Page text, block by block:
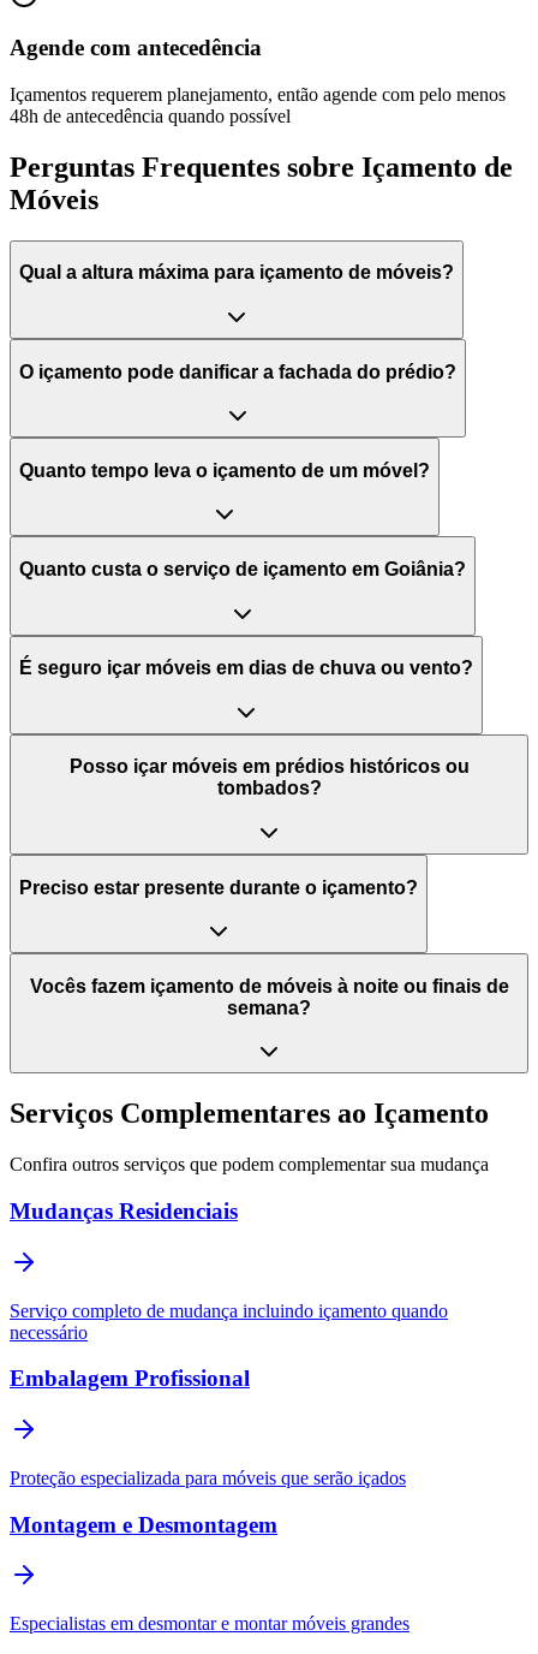
Agende com antecedência
Içamentos requerem planejamento, então agende com pelo menos
48h de antecedência quando possível
Perguntas Frequentes sobre Içamento de
Móveis
Qual a altura máxima para içamento de móveis?
O içamento pode danificar a fachada do prédio?
Quanto tempo leva o içamento de um móvel?
Quanto custa o serviço de içamento em Goiânia?
É seguro içar móveis em dias de chuva ou vento?
Posso içar móveis em prédios históricos ou
tombados?
Preciso estar presente durante o içamento?
Vocês fazem içamento de móveis à noite ou finais de
semana?
Serviços Complementares ao Içamento
Confira outros serviços que podem complementar sua mudança
Mudanças Residenciais
Serviço completo de mudança incluindo içamento quando
necessário
Embalagem Profissional
Proteção especializada para móveis que serão içados
Montagem e Desmontagem
Especialistas em desmontar e montar móveis grandes